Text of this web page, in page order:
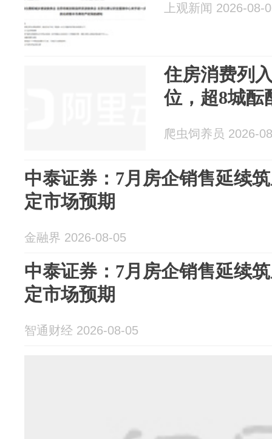
上观新闻 2026-08-
住房消费列
位，超8城酝
爬虫饲养员 2026-
中泰证券：7月房企销售延续
定市场预期
金融界 2026-08-05
中泰证券：7月房企销售延续
定市场预期
智通财经 2026-08-05